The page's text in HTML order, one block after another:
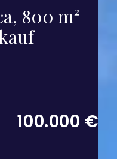
800 m²
100.000 €